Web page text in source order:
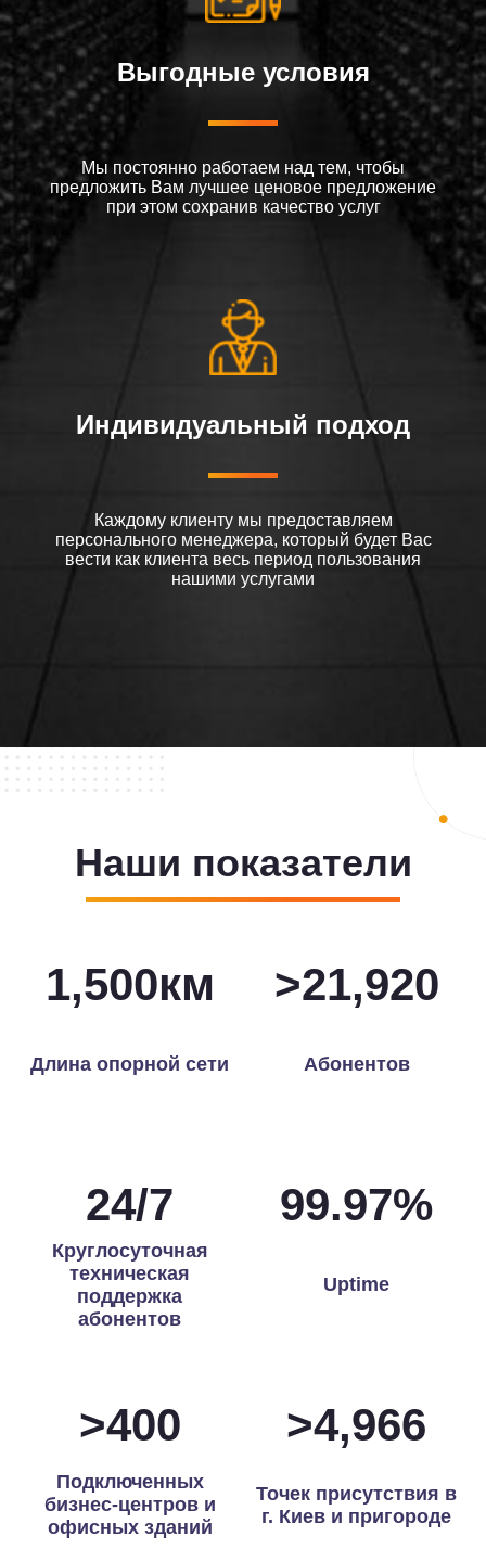
Выгодные условия
Мы постоянно работаем над тем, чтобы
предложить Вам лучшее ценовое предложение
при этом сохранив качество услуг
Индивидуальный подход
Каждому клиенту мы предоставляем
персонального менеджера, который будет Вас
вести как клиента весь период пользования
нашими услугами
Наши показатели
1,500км
Длина опорной сети
>22,000
Абонентов
24/7
Круглосуточная
техническая
поддержка
абонентов
99.97%
Uptime
>400
Подключенных
бизнес-центров и
офисных зданий
>4,992
Точек присутствия в
г. Киев и пригороде